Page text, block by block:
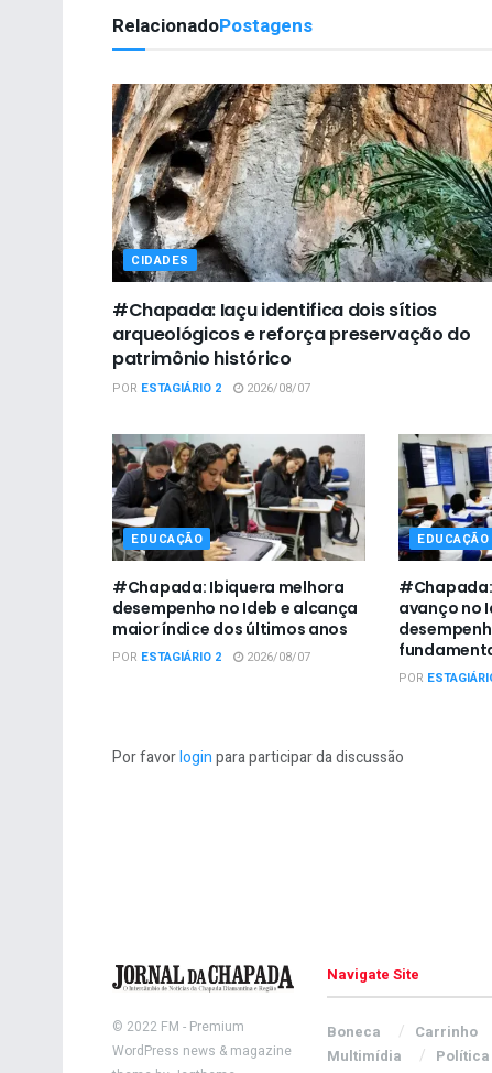
RelacionadoPostagens
CIDADES
#Chapada: Iaçu identifica dois sítios
arqueológicos e reforça preservação do
patrimônio histórico
POR ESTAGIÁRIO 2 2026/08/07
EDUCAÇÃO
#Chapada: Ibiquera melhora
desempenho no Ideb e alcança
maior índice dos últimos anos
POR ESTAGIÁRIO 2 2026/08/07
EDUCAÇÃO
avanço no
POR
Por favorloginpara participar da discussão
© 2022 FM - Premium
WordPress news & magazine
Navigate Site
Boneca Carrinho
Multimídia